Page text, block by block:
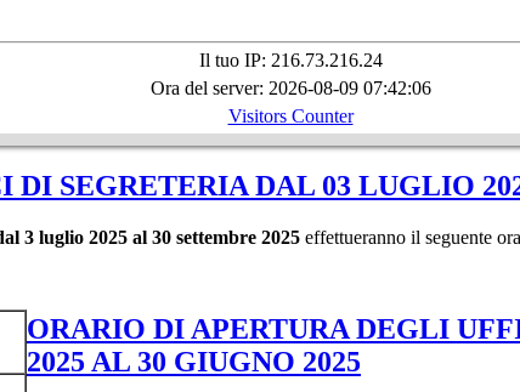
Il tuo IP: 216.73.216.24
Ora del server: 2026-08-09 07:42:06
Visitors Counter
SEGRETERIA DAL 03 LUGLIO
3 luglio 2025 al 30 settembre 2025 effettueranno il seguente
ORARIO DI APERTURA DEGLI
2025 AL 30 GIUGNO 2025